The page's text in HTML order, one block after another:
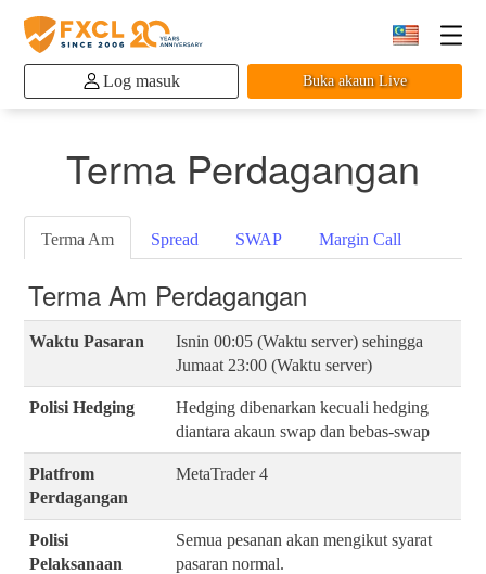
Log masuk Buka akaun Live
Terma Perdagangan
Terma Am Spread SWAP Margin Call
Terma Am Perdagangan
Waktu Pasaran
Isnin 00:05 (Waktu server) sehingga
Jumaat 23:00 (Waktu server)
Polisi Hedging
Hedging dibenarkan kecuali hedging
diantara akaun swap dan bebas-swap
Platfrom
Perdagangan
MetaTrader 4
Polisi
Pelaksanaan
Semua pesanan akan mengikut syarat
pasaran normal.